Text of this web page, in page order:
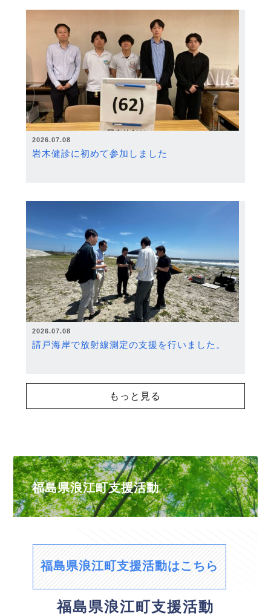
2026.07.08
岩木健診に初めて参加しました
2026.07.08
請戸海岸で放射線測定の支援を行いました。
もっと見る
福島県浪江町支援活動
福島県浪江町支援活動はこちら
福島県浪江町支援活動